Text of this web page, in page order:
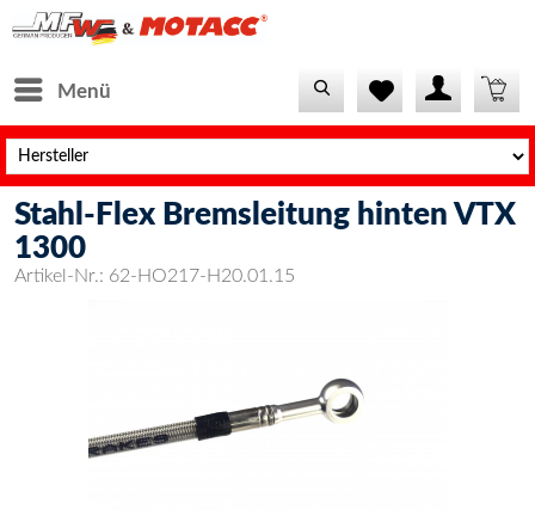
Menü
Stahl-Flex Bremsleitung hinten VTX
1300
Artikel-Nr.: 62-HO217-H20.01.15